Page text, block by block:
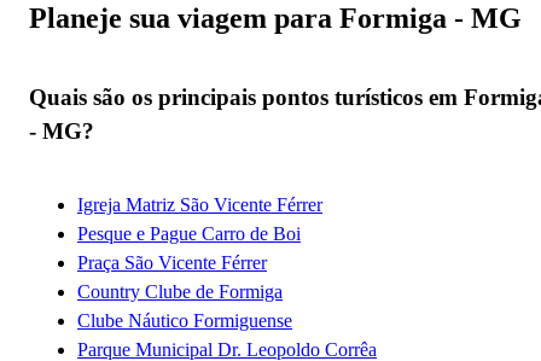
Planeje sua viagem para Formiga - MG
Quais são os principais pontos turísticos em
- MG?
Igreja Matriz São Vicente Férrer
Pesque e Pague Carro de Boi
Praça São Vicente Férrer
Country Clube de Formiga
Clube Náutico Formiguense
Parque Municipal Dr. Leopoldo Corrêa